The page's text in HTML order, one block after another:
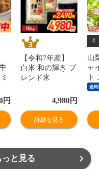
円
【令和7年産】
白米 和の輝き ブ
レンド米
袋） 密封新鮮パ
り 米 お米 低温
製法米 アイリス
4,980円
詳細を見る
4
山
ャ
ト
赤
ぶ
な
送料
と見る